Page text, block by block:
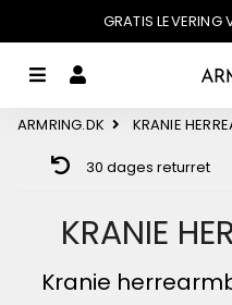
GRATIS
MENU
ARMRING.DK KRANIE
30 dages returret
KRANIE
Kranie